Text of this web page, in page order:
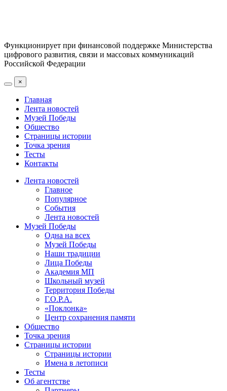
Функционирует при финансовой поддержке Министерства
цифрового развития, связи и массовых коммуникаций
Российской Федерации
×
Главная
Лента новостей
Музей Победы
Общество
Страницы истории
Точка зрения
Тесты
Контакты
Лента новостей
Главное
Популярное
События
Лента новостей
Музей Победы
Одна на всех
Музей Победы
Наши традиции
Лица Победы
Академия МП
Школьный музей
Территория Победы
Г.О.Р.А.
«Поклонка»
Центр сохранения памяти
Общество
Точка зрения
Страницы истории
Страницы истории
Имена в летописи
Тесты
Об агентстве